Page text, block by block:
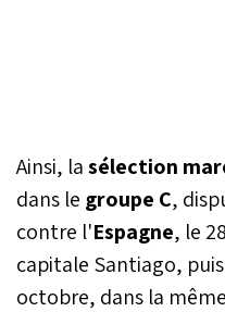
Ainsi, lasélection
dans le groupe C,
contre l'Espagne, le
capitale Santiago,
octobre, dans la